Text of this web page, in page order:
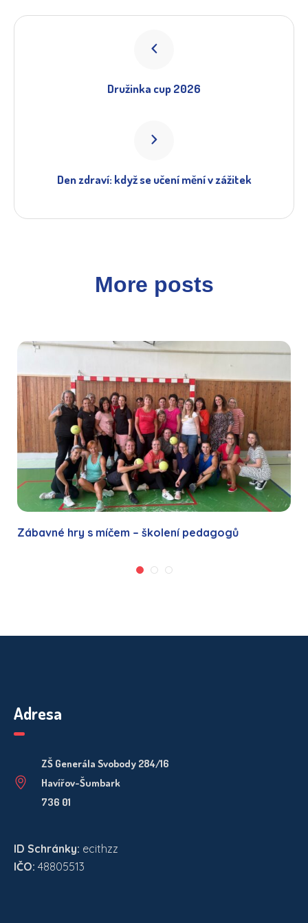
Družinka cup 2026
Den zdraví: když se učení mění v zážitek
More posts
Zábavné hry s míčem – školení pedagogů
Adresa
ZŠ Generála Svobody 284/16
Havířov-Šumbark
736 01
ID Schránky: ecithzz
IČO: 48805513